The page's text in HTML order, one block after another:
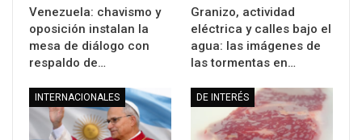
Venezuela: chavismo y
oposición instalan la
mesa de diálogo con
respaldo de…
Granizo, actividad
eléctrica y calles bajo el
agua: las imágenes de
las tormentas en…
INTERNACIONALES DE INTERÉS